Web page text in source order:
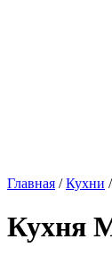
Главная /Кухни /
Кухня